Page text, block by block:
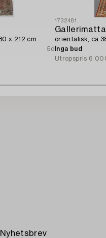
x 212 cm.
5d
1732481
orientalisk, ca
Inga bud
Utropspris 6
Nyhetsbrev